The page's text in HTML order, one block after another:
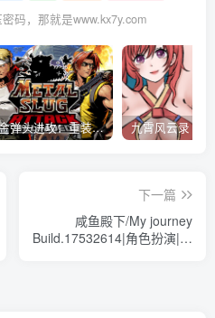
码，那就是www.kx7y.com
合金弹头进攻：重装上阵/METAL SLUG ATTACK RELOADED Build.16214511|策略模拟|容量2.7GB|免安装绿色中文版
下一篇
咸鱼殿下/My journey
Build.17532614|角色扮演|容